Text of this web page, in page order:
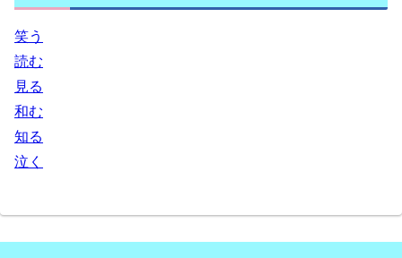
笑う
読む
見る
和む
知る
泣く